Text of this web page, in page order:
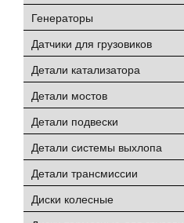
Генераторы
Датчики для грузовиков
Детали катализатора
Детали мостов
Детали подвески
Детали системы выхлопа
Детали трансмиссии
Диски колесные